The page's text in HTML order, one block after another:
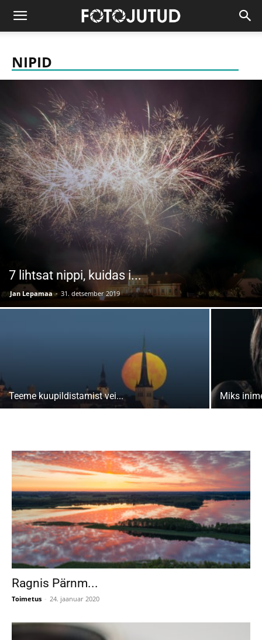
NIPID
7 lihtsat nippi, kuidas i...
Jan Lepamaa - 31. detsember 2019
Teeme kuupildistamist vei... Miks
Ragnis Pärnm...
Toimetus - 24. jaanuar 2020